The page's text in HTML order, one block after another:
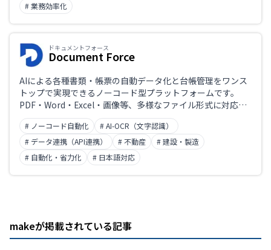
# 業務効率化
ドキュメントフォース
Document Force
AIによる各種書類・帳票の自動データ化と台帳管理をワンス
トップで実現できるノーコード型プラットフォームです。
PDF・Word・Excel・画像等、多様なファイル形式に対応
し、現場担当者でも簡単に業務自動化が進められます。
# ノーコード自動化
# AI-OCR（文字認識）
# データ連携（API連携）
# 不動産
# 建設・製造
# 自動化・省力化
# 日本語対応
makeが掲載されている記事